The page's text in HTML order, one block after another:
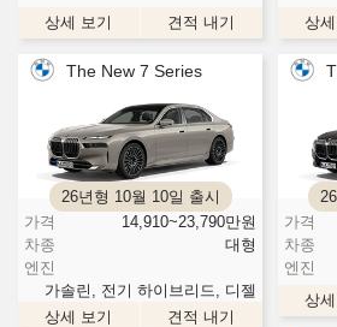
상세 보기
견적 내기
상
The New 7 Series
26년형 10월 10일 출시
가격
14,910~23,790만원
차종
대형
엔진
가솔린, 전기 하이브리드, 디젤
상세 보기
견적 내기
가격
차종
엔진
상